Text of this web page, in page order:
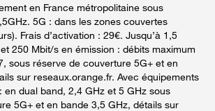
en France métropolitaine sous
5G : dans les zones couvertes
Frais d’activation : 29€. Jusqu’à 1,5
250 Mbit/s en émission : débits maximum
sous réserve de couverture 5G+ et en
sur reseaux.orange.fr. Avec équipements
en dual band, 2,4 GHz et 5 GHz sous
5G+ et en bande 3,5 GHz, détails sur